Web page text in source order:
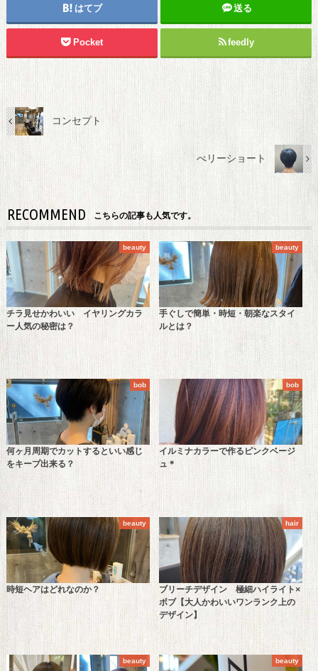
はてブ 送る
Pocket feedly
コンセプト
べリーショート
RECOMMEND こちらの記事も人気です。
beauty
チラ見せかわいい イヤリングカラ
ー人気の秘密は？
beauty
手ぐしで簡単・時短・朝楽なスタイ
ルとは？
bob
何ヶ月周期でカットするといい感じ
をキープ出来る？
bob
イルミナカラーで作るピンクベージ
ュ＊
beauty
時短ヘアはどれなのか？
hair
ブリーチデザイン 極細ハイライト×
ボブ【大人かわいいワンランク上の
デザイン】
beauty beauty